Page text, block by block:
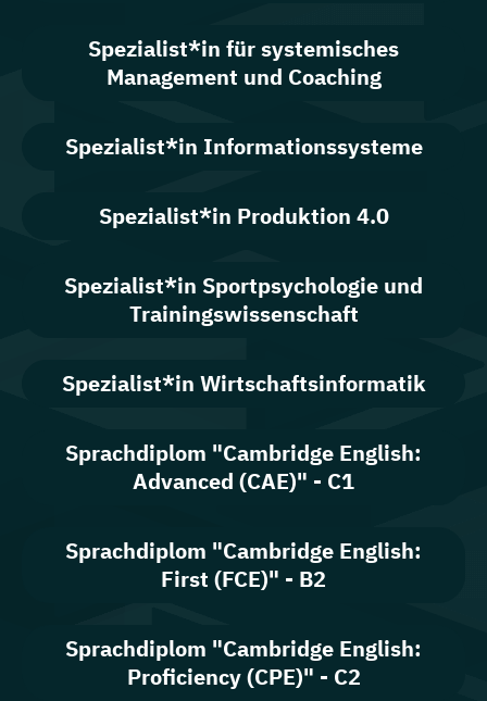
Spezialist*in für systemisches
Management und Coaching
Spezialist*in Informationssysteme
Spezialist*in Produktion 4.0
Spezialist*in Sportpsychologie und
Trainingswissenschaft
Spezialist*in Wirtschaftsinformatik
Sprachdiplom "Cambridge English:
Advanced (CAE)" - C1
Sprachdiplom "Cambridge English:
First (FCE)" - B2
Sprachdiplom "Cambridge English:
Proficiency (CPE)" - C2